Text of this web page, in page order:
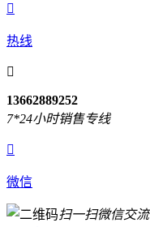

热线

13662889252
7*24小时销售专线

微信
扫一扫微信交流